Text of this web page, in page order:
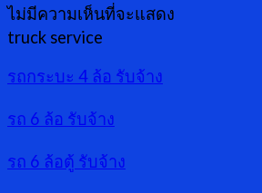
ไม่มีความเห็นที่จะแสดง
truck service
รถกระบะ 4 ล้อ รับจ้าง
รถ 6 ล้อ รับจ้าง
รถ 6 ล้อตู้ รับจ้าง